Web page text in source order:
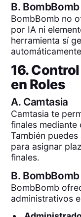
B. BombBomb
BombBomb no
por IA ni
herramienta sí
16.
en Roles
A. Camtasia
Camtasia te
finales
También
para asignar
finales.
B. BombBomb
BombBomb
administrativos